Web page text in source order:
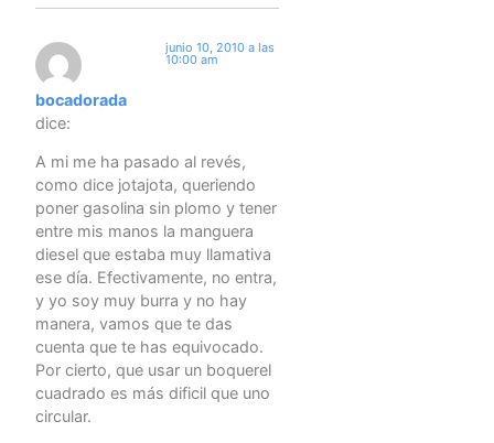
bocadorada
dice:
junio 10, 2010 a las
10:00 am
A mi me ha pasado al revés,
como dice jotajota, queriendo
poner gasolina sin plomo y tener
entre mis manos la manguera
diesel que estaba muy llamativa
ese día. Efectivamente, no entra,
y yo soy muy burra y no hay
manera, vamos que te das
cuenta que te has equivocado.
Por cierto, que usar un boquerel
cuadrado es más dificil que uno
circular.